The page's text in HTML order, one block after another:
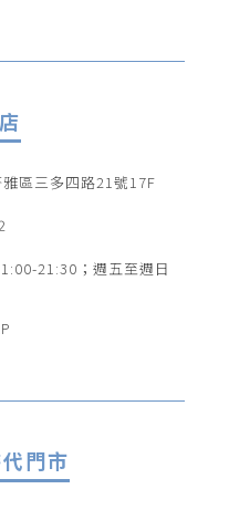
區三多四路21號17F
21:30；週五至週日
門市